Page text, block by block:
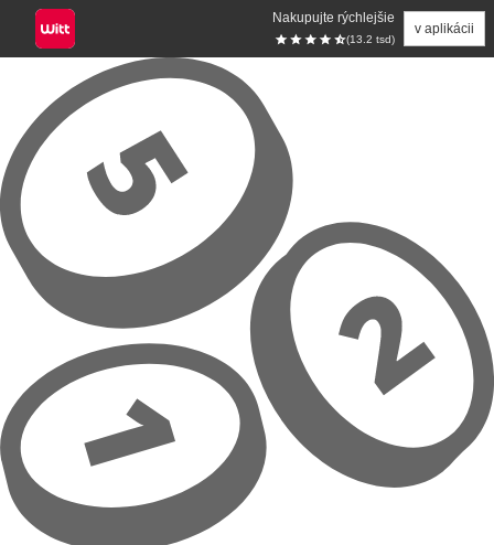
Nakupujte rýchlejšie
(13.2 tsd)
v aplikácii
Prejsť na hlavný obsah